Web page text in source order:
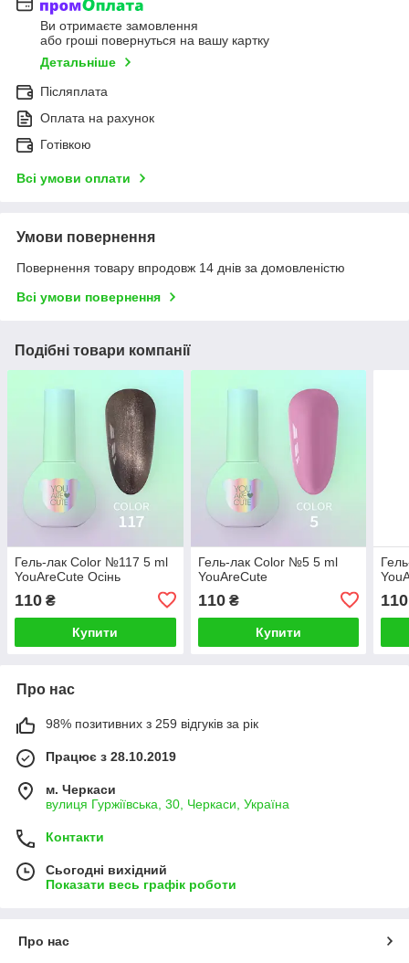
Ви отримаєте замовлення
або гроші повернуться на вашу картку
Детальніше
Післяплата
Оплата на рахунок
Готівкою
Всі умови оплати
Умови повернення
Повернення товару впродовж 14 днів за домовленістю
Всі умови повернення
Подібні товари компанії
Гель-лак Color №117 5 ml
YouAreCute Осінь
110 ₴
Купити
Гель-лак Color №5 5 ml
YouAreCute
110₴
Купити
110
Про нас
98% позитивних з 259 відгуків за рік
Працює з 28.10.2019
м. Черкаси
вулиця Гуржіївська, 30, Черкаси, Україна
Контакти
Сьогодні вихідний
Показати весь графік роботи
Про нас